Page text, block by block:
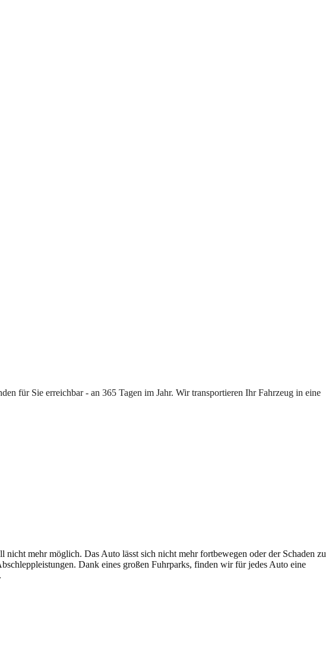
für Sie erreichbar - an 365 Tagen im Jahr. Wir transportieren Ihr Fahrzeug in eine
mehr möglich. Das Auto lässt sich nicht mehr fortbewegen oder der Schaden zu
Dank eines großen Fuhrparks, finden wir für jedes Auto eine